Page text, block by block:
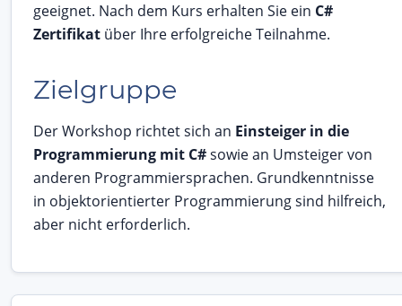
geeignet. Nach dem Kurs erhalten Sie ein C#
Zertifikat über Ihre erfolgreiche Teilnahme.
Zielgruppe
Der Workshop richtet sich an Einsteiger in die
Programmierung mit C#sowie an Umsteiger von
anderen Programmiersprachen. Grundkenntnisse
in objektorientierter Programmierung sind hilfreich,
aber nicht erforderlich.